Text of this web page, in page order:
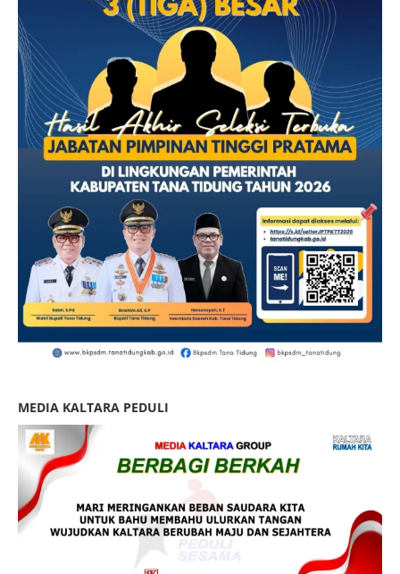
MEDIA KALTARA PEDULI